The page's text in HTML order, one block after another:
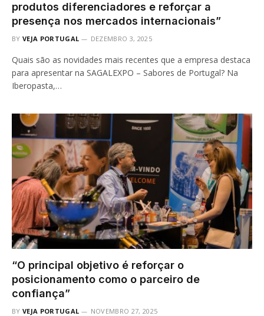
produtos diferenciadores e reforçar a
presença nos mercados internacionais”
BY VEJA PORTUGAL DEZEMBRO 3, 2025
Quais são as novidades mais recentes que a empresa destaca
para apresentar na SAGALEXPO – Sabores de Portugal? Na
Iberopasta,…
“O principal objetivo é reforçar o
posicionamento como o parceiro de
confiança”
BY VEJA PORTUGAL NOVEMBRO 27, 2025